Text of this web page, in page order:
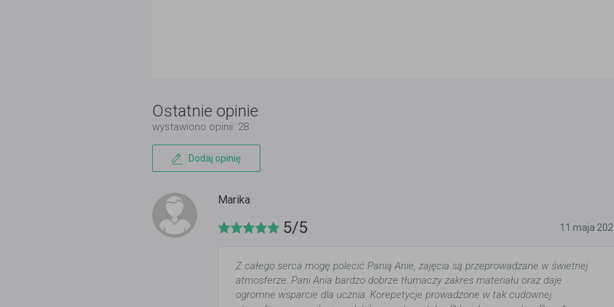
Ostatnie opinie
wystawiono opinii: 28
Dodaj opinię
Marika
5/5 11 maja
Z całego serca mogę polecić Panią Anie, zajęcia są przeprowadzane w świetnej
atmosferze. Pani Ania bardzo dobrze tłumaczy zakres materiału oraz daje
ogromne wsparcie dla ucznia. Korepetycje prowadzone w tak cudownej